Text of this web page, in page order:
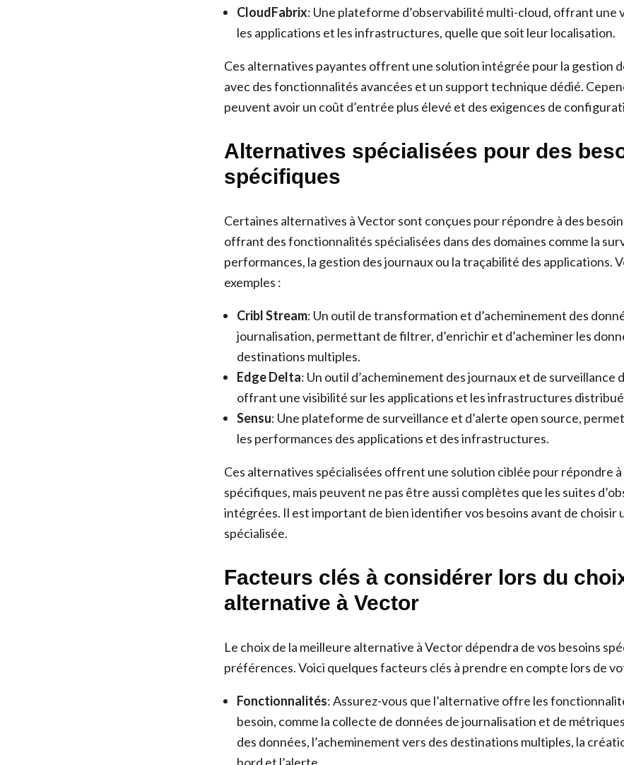
CloudFabrix: Une plateforme d’observabilité multi-cloud, offrant une
les applications et les infrastructures, quelle que soit leur localisation.
Ces alternatives payantes offrent une solution intégrée pour la gestion
avec des fonctionnalités avancées et un support technique dédié.
peuvent avoir un coût d’entrée plus élevé et des exigences de
Alternatives spécialisées pour des
spécifiques
Certaines alternatives à Vector sont conçues pour répondre à des
offrant des fonctionnalités spécialisées dans des domaines comme la
performances, la gestion des journaux ou la traçabilité des applications.
exemples :
Cribl Stream: Un outil de transformation et d’acheminement des
journalisation, permettant de filtrer, d’enrichir et d’acheminer les
destinations multiples.
Edge Delta: Un outil d’acheminement des journaux et de surveillance
offrant une visibilité sur les applications et les infrastructures
Sensu: Une plateforme de surveillance et d’alerte open source,
les performances des applications et des infrastructures.
Ces alternatives spécialisées offrent une solution ciblée pour répondre à
spécifiques, mais peuvent ne pas être aussi complètes que les suites
intégrées. Il est important de bien identifier vos besoins avant de choisir
spécialisée.
Facteurs clés à considérer lors du
alternative à Vector
Le choix de la meilleure alternative à Vector dépendra de vos besoins
préférences. Voici quelques facteurs clés à prendre en compte lors de
Fonctionnalités: Assurez-vous que l’alternative offre les
besoin, comme la collecte de données de journalisation et de
des données, l’acheminement vers des destinations multiples, la